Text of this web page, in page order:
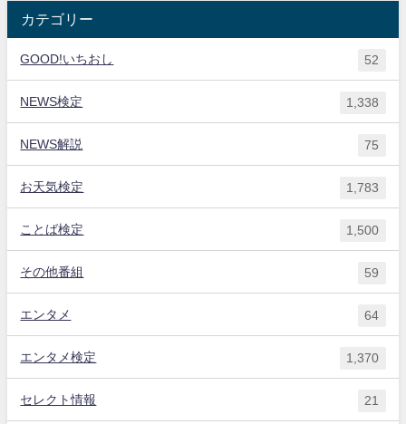
カテゴリー
GOOD!いちおし 52
NEWS検定 1,338
NEWS解説 75
お天気検定 1,783
ことば検定 1,500
その他番組 59
エンタメ 64
エンタメ検定 1,370
セレクト情報 21